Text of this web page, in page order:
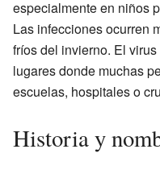
especialmente en niños
Las infecciones ocurren
fríos del invierno. El
lugares donde muchas
escuelas, hospitales o
Historia y